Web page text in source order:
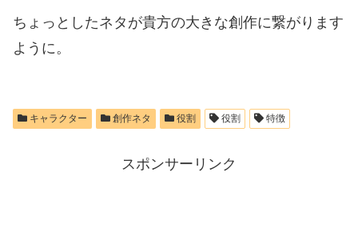
ちょっとしたネタが貴方の大きな創作に繋がります
ように。
キャラクター 創作ネタ 役割 役割 特徴
スポンサーリンク